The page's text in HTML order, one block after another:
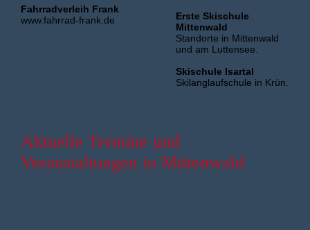
Fahrradverleih Frank
www.fahrrad-frank.de
Erste Skischule
Mittenwald
Standorte in Mittenwald
und am Luttensee.
Skischule Isartal
Skilanglaufschule in Krün.
Aktuelle Termine und
Veranstaltungen in Mittenwald